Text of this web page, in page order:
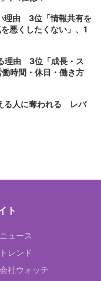
理由 3位「情報共有を
悪くしたくない」、1
理由 3位「成長・ス
時間・休日・働き方
る人に奪われる レバ
ト
ュース
レンド
社ウォッチ